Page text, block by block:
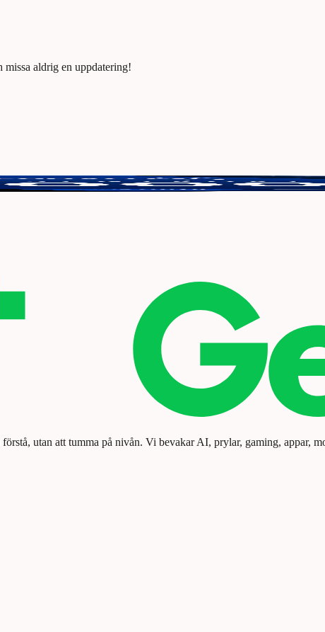
missa aldrig en uppdatering!
kr.
utan att tumma på nivån. Vi bevakar AI, prylar, gaming, appar,